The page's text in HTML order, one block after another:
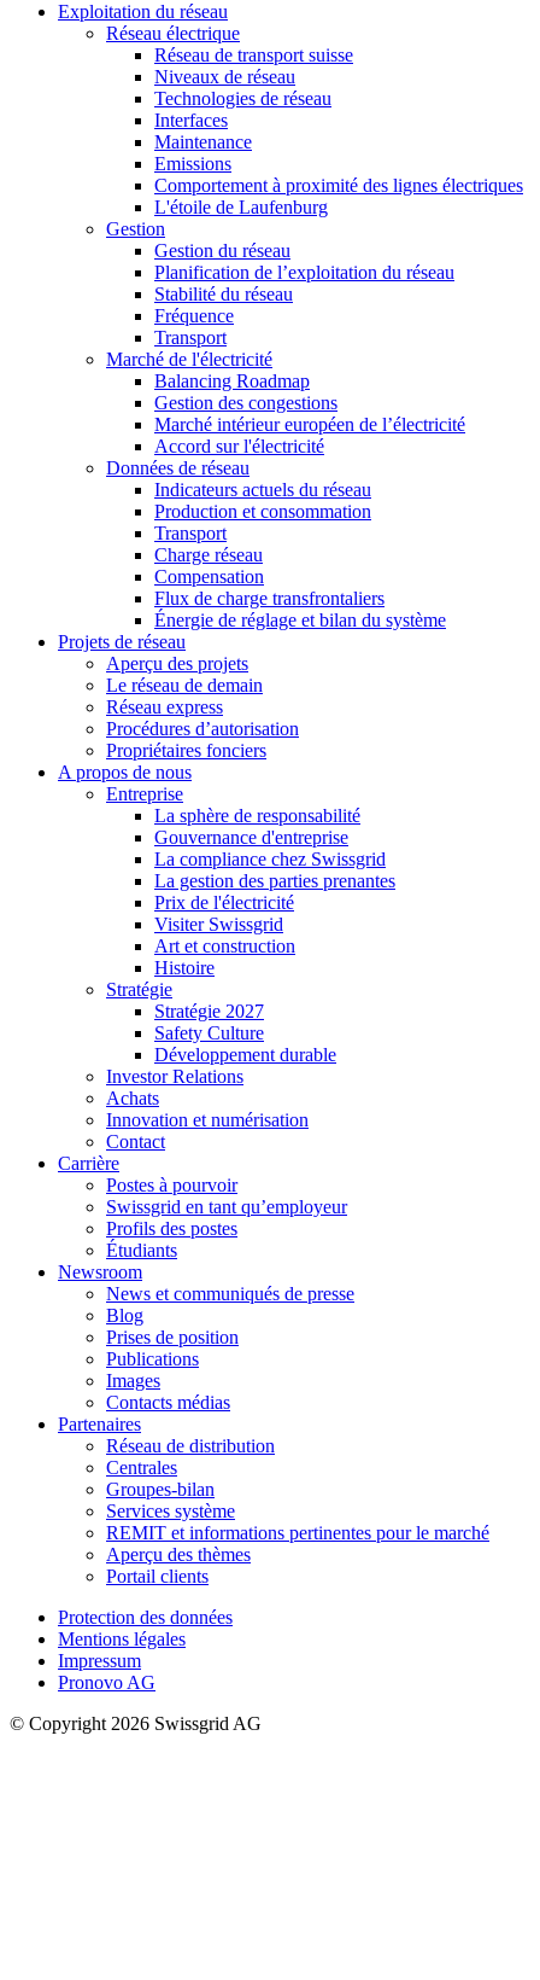
Exploitation du réseau
Réseau électrique
Réseau de transport suisse
Niveaux de réseau
Technologies de réseau
Interfaces
Maintenance
Emissions
Comportement à proximité des lignes électriques
L'étoile de Laufenburg
Gestion
Gestion du réseau
Planification de l’exploitation du réseau
Stabilité du réseau
Fréquence
Transport
Marché de l'électricité
Balancing Roadmap
Gestion des congestions
Marché intérieur européen de l’électricité
Accord sur l'électricité
Données de réseau
Indicateurs actuels du réseau
Production et consommation
Transport
Charge réseau
Compensation
Flux de charge transfrontaliers
Énergie de réglage et bilan du système
Projets de réseau
Aperçu des projets
Le réseau de demain
Réseau express
Procédures d’autorisation
Propriétaires fonciers
A propos de nous
Entreprise
La sphère de responsabilité
Gouvernance d'entreprise
La compliance chez Swissgrid
La gestion des parties prenantes
Prix de l'électricité
Visiter Swissgrid
Art et construction
Histoire
Stratégie
Stratégie 2027
Safety Culture
Développement durable
Investor Relations
Achats
Innovation et numérisation
Contact
Carrière
Postes à pourvoir
Swissgrid en tant qu’employeur
Profils des postes
Étudiants
Newsroom
News et communiqués de presse
Blog
Prises de position
Publications
Images
Contacts médias
Partenaires
Réseau de distribution
Centrales
Groupes-bilan
Services système
REMIT et informations pertinentes pour le marché
Aperçu des thèmes
Portail clients
Protection des données
Mentions légales
Impressum
Pronovo AG
© Copyright 2026 Swissgrid AG